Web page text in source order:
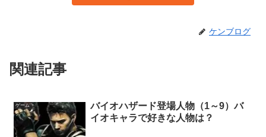
ケンブログ
関連記事
ゲーム
バイオハザード登場人物（1～9）バ
イオキャラで好きな人物は？